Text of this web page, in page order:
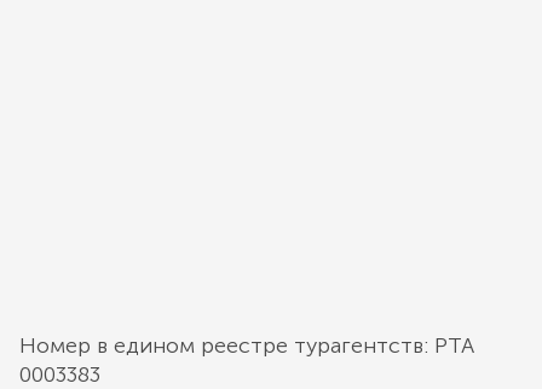
Номер в едином реестре турагентств: РТА
0003383